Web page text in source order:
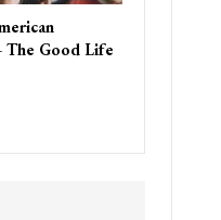
The Good Life